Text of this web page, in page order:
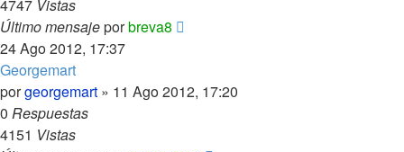
4747 Vistas
Último mensajeporbreva8
24 Ago 2012, 17:37
Georgemart
porgeorgemart » 11 Ago 2012, 17:20
0 Respuestas
4151 Vistas